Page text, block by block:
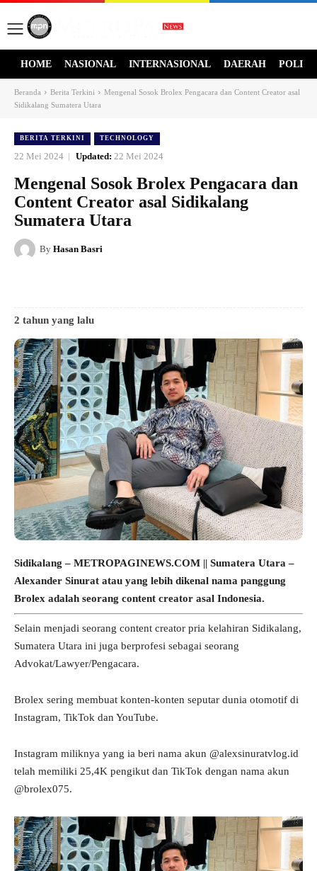
HOME NASIONAL INTERNASIONAL DAERAH
Beranda Berita Terkini
Mengenal Sosok Brolex Pengacara dan Content Creator asal
Sidikalang Sumatera Utara
BERITA TERKINI TECHNOLOGY
22 Mei 2024 Updated: 22 Mei 2024
Mengenal Sosok Brolex Pengacara dan
Content Creator asal Sidikalang
Sumatera Utara
By Hasan Basri
2 tahun yang lalu
Sidikalang – METROPAGINEWS.COM || Sumatera Utara –
Alexander Sinurat atau yang lebih dikenal nama panggung
Brolex adalah seorang content creator asal Indonesia.
Selain menjadi seorang content creator pria kelahiran Sidikalang,
Sumatera Utara ini juga berprofesi sebagai seorang
Advokat/Lawyer/Pengacara.
Brolex sering membuat konten-konten seputar dunia otomotif di
Instagram, TikTok dan YouTube.
Instagram miliknya yang ia beri nama akun @alexsinuratvlog.id
telah memiliki 25,4K pengikut dan TikTok dengan nama akun
@brolex075.